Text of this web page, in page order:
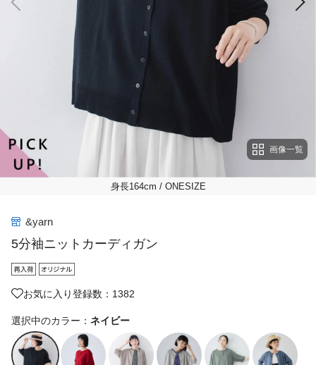
画像一覧
身長164cm / ONESIZE
&yarn
5分袖ニットカーディガン
お気に入り登録数：1382
選択中のカラー： ネイビー